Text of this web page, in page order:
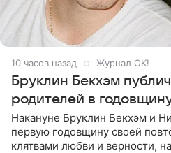
10 часов назад Журнал OK!
Бруклин Бекхэм
родителей в
Накануне Бруклин Бекхэм и
первую годовщину своей
клятвами любви и верности,